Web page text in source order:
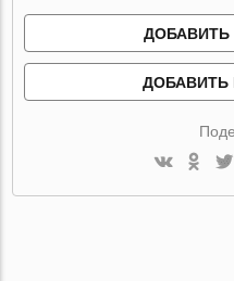
ДОБАВИТЬ
ДОБАВИТЬ